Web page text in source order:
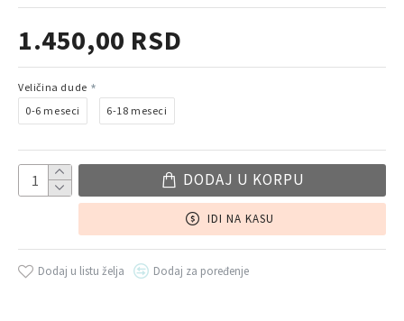
1.450,00 RSD
Veličina dude
0-6 meseci
6-18 meseci
DODAJ U KORPU
IDI NA KASU
Dodaj u listu želja Dodaj za poređenje